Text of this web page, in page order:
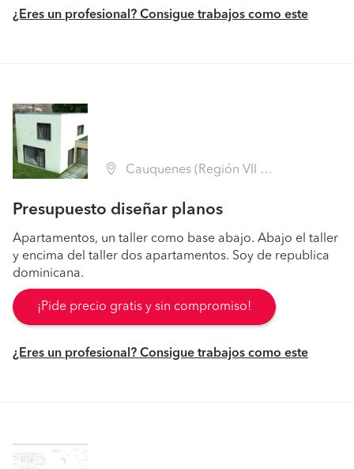
¿Eres un profesional? Consigue trabajos como este
Cauquenes (Región VII Maule - Cauquenes)
Presupuesto diseñar planos
Apartamentos, un taller como base abajo. Abajo el taller
y encima del taller dos apartamentos. Soy de republica
dominicana.
¡Pide precio gratis y sin compromiso!
¿Eres un profesional? Consigue trabajos como este